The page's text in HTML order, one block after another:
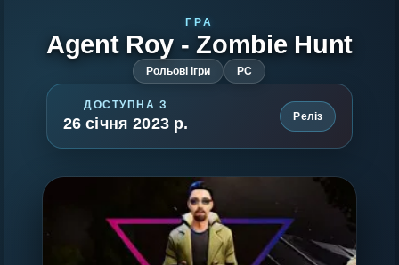
ГРА
Agent Roy - Zombie Hunt
Рольові ігри PC
ДОСТУПНА З
26 січня 2023 р. Реліз